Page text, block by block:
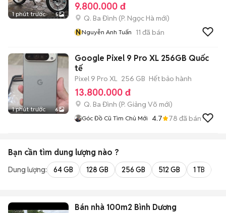
1 phút trước 5
9.800.000 đ
Q. Ba Đình (P. Ngọc Hà mới)
NNguyễn Anh Tuấn 11 đã bán
1 phút trước 6
Google Pixel 9 Pro XL 256GB Quốc
tế
Pixel 9 Pro XL 256 GB Hết bảo hành
13.800.000 đ
Q. Ba Đình (P. Giảng Võ mới)
Góc Đồ Cũ Tìm Chủ Mới 4.7 78 đã bán
Bạn cần tìm dung lượng nào ?
Dung lượng: 64 GB 128 GB 256 GB 512 GB 1 TB
Bán nhà 100m2 Bình Dương